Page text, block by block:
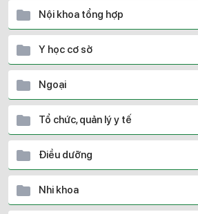
Nội khoa tổng hợp
Y học cơ sở
Ngoại
Tổ chức, quản lý y tế
Điều dưỡng
Nhi khoa